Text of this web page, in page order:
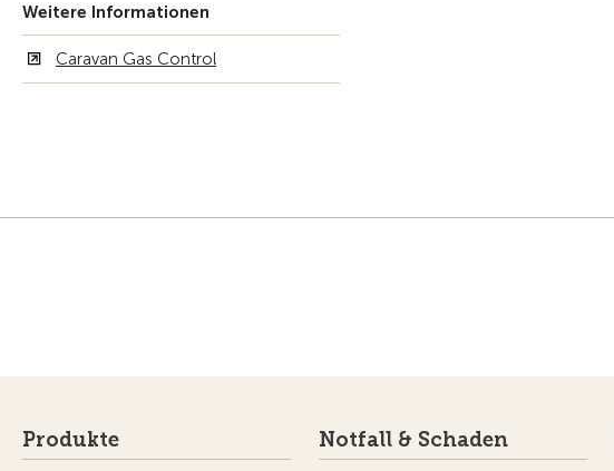
Weitere Informationen
Caravan Gas Control
Produkte Notfall & Schaden